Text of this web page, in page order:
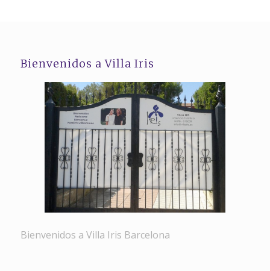
Bienvenidos a Villa Iris
Bienvenidos a Villa Iris Barcelona